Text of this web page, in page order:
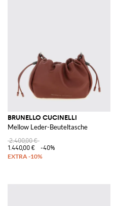
BRUNELLO CUCINELLI
Mellow Leder-Beuteltasche
2.400,00 €
1.440,00 €
-40%